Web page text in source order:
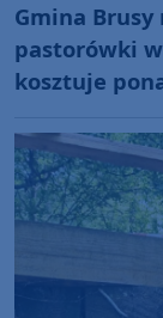
Gmina
pastorówki
kosztuje